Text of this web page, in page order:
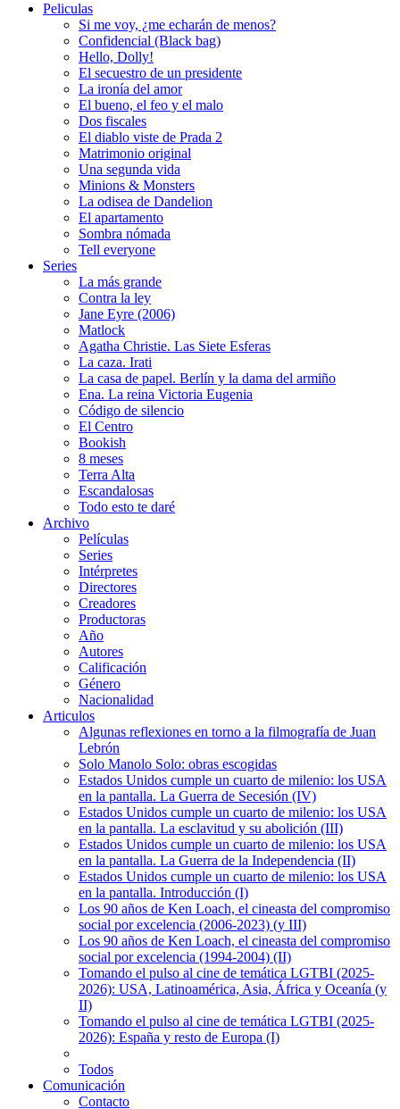
Peliculas
Si me voy, ¿me echarán de menos?
Confidencial (Black bag)
Hello, Dolly!
El secuestro de un presidente
La ironía del amor
El bueno, el feo y el malo
Dos fiscales
El diablo viste de Prada 2
Matrimonio original
Una segunda vida
Minions & Monsters
La odisea de Dandelion
El apartamento
Sombra nómada
Tell everyone
Series
La más grande
Contra la ley
Jane Eyre (2006)
Matlock
Agatha Christie. Las Siete Esferas
La caza. Irati
La casa de papel. Berlín y la dama del armiño
Ena. La reina Victoria Eugenia
Código de silencio
El Centro
Bookish
8 meses
Terra Alta
Escandalosas
Todo esto te daré
Archivo
Películas
Series
Intérpretes
Directores
Creadores
Productoras
Año
Autores
Calificación
Género
Nacionalidad
Articulos
Algunas reflexiones en torno a la filmografía de Juan
Lebrón
Solo Manolo Solo: obras escogidas
Estados Unidos cumple un cuarto de milenio: los USA
en la pantalla. La Guerra de Secesión (IV)
Estados Unidos cumple un cuarto de milenio: los USA
en la pantalla. La esclavitud y su abolición (III)
Estados Unidos cumple un cuarto de milenio: los USA
en la pantalla. La Guerra de la Independencia (II)
Estados Unidos cumple un cuarto de milenio: los USA
en la pantalla. Introducción (I)
Los 90 años de Ken Loach, el cineasta del compromiso
social por excelencia (2006-2023) (y III)
Los 90 años de Ken Loach, el cineasta del compromiso
social por excelencia (1994-2004) (II)
Tomando el pulso al cine de temática LGTBI (2025-
2026): USA, Latinoamérica, Asia, África y Oceanía (y
II)
Tomando el pulso al cine de temática LGTBI (2025-
2026): España y resto de Europa (I)
Todos
Comunicación
Contacto